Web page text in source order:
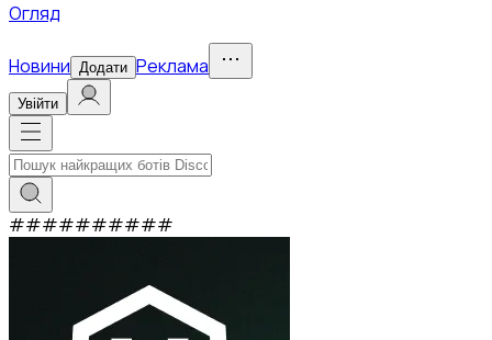
Огляд
Новини Додати Реклама
Увійти
##########